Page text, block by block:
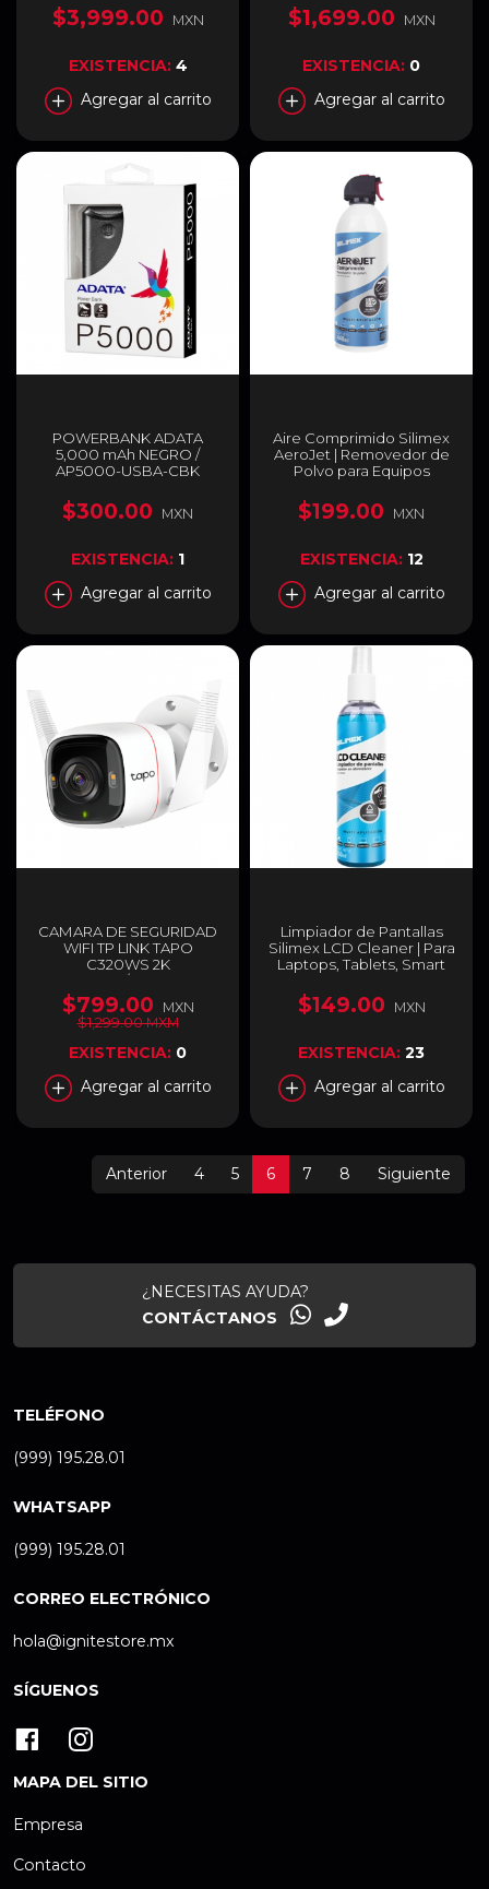
$3,999.00 MXN
EXISTENCIA: 4
Agregar al carrito
$1,699.00 MXN
EXISTENCIA: 0
Agregar al carrito
POWERBANK ADATA
5,000 mAh NEGRO /
AP5000-USBA-CBK
$300.00 MXN
EXISTENCIA: 1
Agregar al carrito
Aire Comprimido Silimex
AeroJet | Removedor de
Polvo para Equipos
AEROJET 440
$199.00 MXN
EXISTENCIA: 12
Agregar al carrito
CAMARA DE SEGURIDAD
WIFI TP LINK TAPO
C320WS 2K
INTERIOR/EXTERIOR
INALAMBRICO
DIA/NOCHE / TAPO
C320WS
$799.00
MXN
$1,299.00 MXM
EXISTENCIA: 0
Agregar al carrito
Limpiador de Pantallas
Silimex LCD Cleaner | Para
Laptops, Tablets, Smart
| Antiestático | LCD
CLEANER
$149.00 MXN
EXISTENCIA: 23
Agregar al carrito
Anterior 4 5 6 7 8 Siguiente
¿NECESITAS AYUDA?
CONTÁCTANOS
TELÉFONO
(999) 195.28.01
WHATSAPP
(999) 195.28.01
CORREO ELECTRÓNICO
hola@ignitestore.mx
SÍGUENOS
MAPA DEL SITIO
Empresa
Contacto